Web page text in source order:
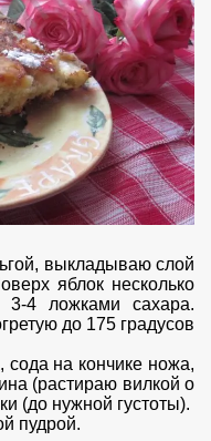
выкладываю слой
яблок несколько
3-4 ложками сахара.
до 175 градусов
сода на кончике ножа,
(растираю вилкой о
(до нужной густоты).
пудрой.